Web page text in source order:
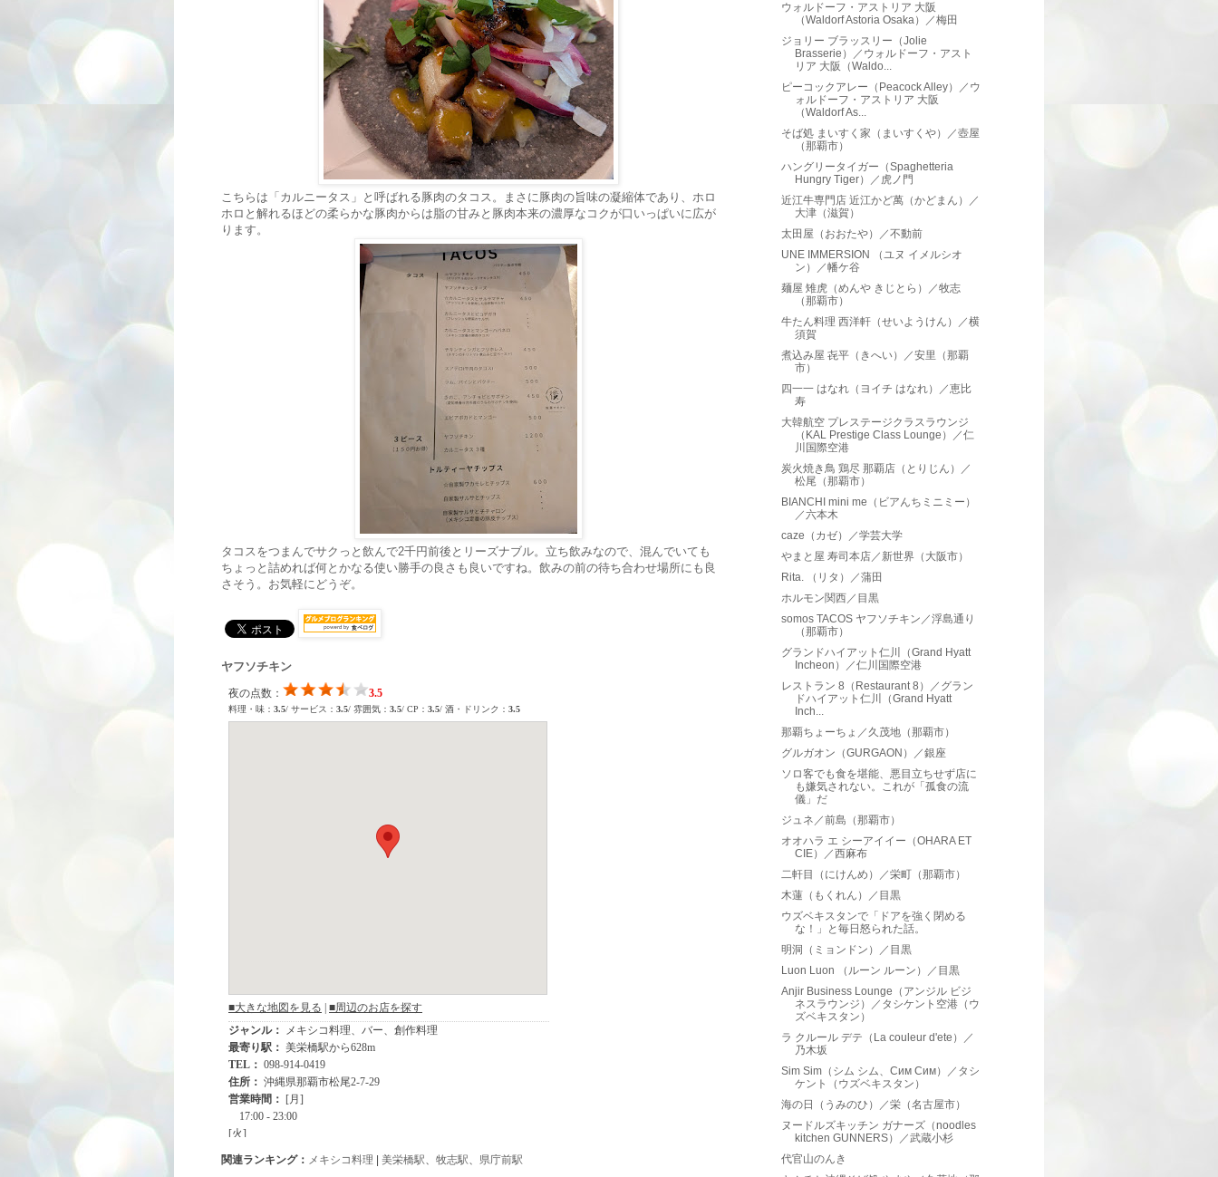
こちらは「カルニータス」と呼ばれる豚肉のタコス。まさに豚肉の旨味の凝縮体であり、ホロ
ホロと解れるほどの柔らかな豚肉からは脂の甘みと豚肉本来の濃厚なコクが口いっぱいに広が
ります。
タコスをつまんでサクっと飲んで2千円前後とリーズナブル。立ち飲みなので、混んでいても
ちょっと詰めれば何とかなる使い勝手の良さも良いですね。飲みの前の待ち合わせ場所にも良
さそう。お気軽にどうぞ。
ヤフソチキン
関連ランキング： メキシコ料理 美栄橋駅、 牧志駅、 県庁前駅
ウォルドーフ・アストリア 大阪
（Waldorf Astoria Osaka）／梅田
ジョリー ブラッスリー（Jolie
Brasserie）／ウォルドーフ・アスト
リア 大阪（Waldo...
ピーコックアレー（Peacock Alley）／ウ
ォルドーフ・アストリア 大阪
（Waldorf As...
そば処 まいすく家（まいすくや）／壺屋
（那覇市）
ハングリータイガー（Spaghetteria
Hungry Tiger）／虎ノ門
近江牛専門店 近江かど萬（かどまん）／
大津（滋賀）
太田屋（おおたや）／不動前
UNE IMMERSION （ユヌ イメルシオ
ン）／幡ケ谷
麺屋 雉虎（めんや きじとら）／牧志
（那覇市）
牛たん料理 西洋軒（せいようけん）／横
須賀
煮込み屋 㐂平（きへい）／安里（那覇
市）
四一一 はなれ（ヨイチ はなれ）／恵比
寿
大韓航空 プレステージクラスラウンジ
（KAL Prestige Class Lounge）／仁
川国際空港
炭火焼き鳥 鶏尽 那覇店（とりじん）／
松尾（那覇市）
BIANCHI mini me（ビアんちミニミー）
／六本木
caze（カゼ）／学芸大学
やまと屋 寿司本店／新世界（大阪市）
Rita. （リタ）／蒲田
ホルモン関西／目黒
somos TACOS ヤフソチキン／浮島通り
（那覇市）
グランドハイアット仁川（Grand Hyatt
Incheon）／仁川国際空港
レストラン 8（Restaurant 8）／グラン
ドハイアット仁川（Grand Hyatt
Inch...
那覇ちょーちょ／久茂地（那覇市）
グルガオン（GURGAON）／銀座
ソロ客でも食を堪能、悪目立ちせず店に
も嫌気されない。これが「孤食の流
儀」だ
ジュネ／前島（那覇市）
オオハラ エ シーアイイー（OHARA ET
CIE）／西麻布
二軒目（にけんめ）／栄町（那覇市）
木蓮（もくれん）／目黒
ウズベキスタンで「ドアを強く閉める
な！」と毎日怒られた話。
明洞（ミョンドン）／目黒
Luon Luon （ルーン ルーン）／目黒
Anjir Business Lounge（アンジル ビジ
ネスラウンジ）／タシケント空港（ウ
ズベキスタン）
ラ クルール デテ（La couleur d'ete）／
乃木坂
Sim Sim（シム シム、Сим Сим）／タシ
ケント（ウズベキスタン）
海の日（うみのひ）／栄（名古屋市）
ヌードルズキッチン ガナーズ（noodles
kitchen GUNNERS）／武蔵小杉
代官山のんき